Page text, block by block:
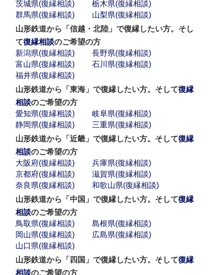
茨城県(復縁相談)
栃木県(復縁相談)
群馬県(復縁相談)
山梨県(復縁相談)
山形鉄道から「信越・北陸」で復縁したい方。そし
て復縁相談のご希望の方
新潟県(復縁相談)
長野県(復縁相談)
富山県(復縁相談)
石川県(復縁相談)
福井県(復縁相談)
山形鉄道から「東海」で復縁したい方。そして復縁
相談のご希望の方
愛知県(復縁相談)
岐阜県(復縁相談)
静岡県(復縁相談)
三重県(復縁相談)
山形鉄道から「近畿」で復縁したい方。そして復縁
相談のご希望の方
大阪府(復縁相談)
兵庫県(復縁相談)
京都府(復縁相談)
滋賀県(復縁相談)
奈良県(復縁相談)
和歌山県(復縁相談)
山形鉄道から「中国」で復縁したい方。そして復縁
相談のご希望の方
鳥取県(復縁相談)
島根県(復縁相談)
岡山県(復縁相談)
広島県(復縁相談)
山口県(復縁相談)
山形鉄道から「四国」で復縁したい方。そして復縁
相談のご希望の方